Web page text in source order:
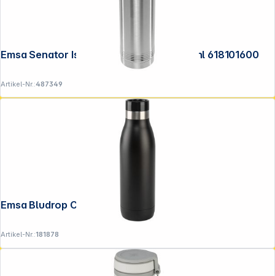
Emsa Senator Isolierflasche 1,0l edelstahl 618101600
Artikel-Nr.:487349
Artikel-Nr.:181878